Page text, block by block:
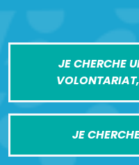
JE CHERCHE
JE